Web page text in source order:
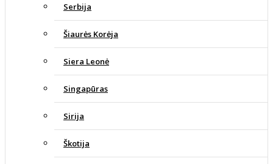
Serbija
Šiaurės Korėja
Siera Leonė
Singapūras
Sirija
Škotija